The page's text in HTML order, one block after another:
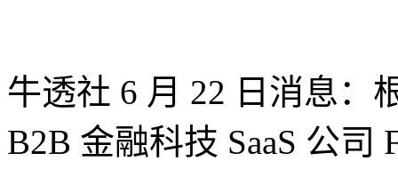
牛透社 6 月 22 日消息：
B2B 金融科技 SaaS 公司